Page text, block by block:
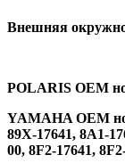
Внешняя
POLARIS OEM
YAMAHA OEM
89X-17641, 8A1-
00, 8F2-17641,